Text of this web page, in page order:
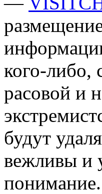
кого-либо,
расовой и
будут
вежливы и
понимание.